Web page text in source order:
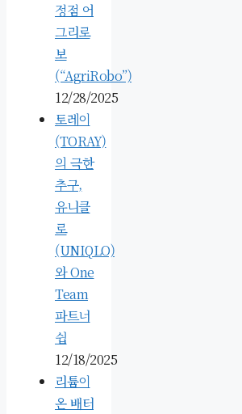
정점 어
그리로
보
(“AgriRobo”)
12/28/2025
토레이
(TORAY)
의 극한
추구,
유니클
로
(UNIQLO)
와 One
Team
파트너
쉽
12/18/2025
리튬이
온 배터